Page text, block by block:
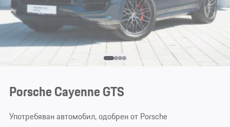
Porsche Cayenne GTS
Употребяван автомобил, одобрен от Porsche